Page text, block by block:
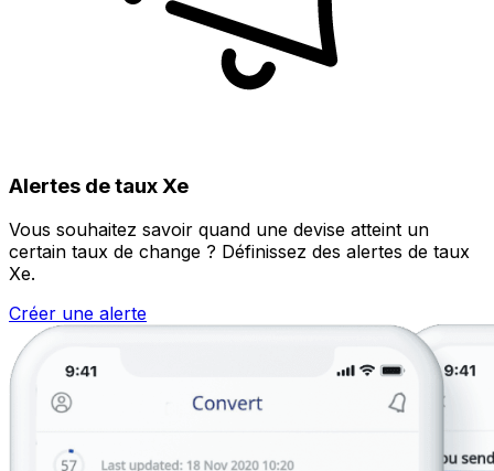
Alertes de taux Xe
Vous souhaitez savoir quand une devise atteint un
certain taux de change ? Définissez des alertes de taux
Xe.
Créer une alerte